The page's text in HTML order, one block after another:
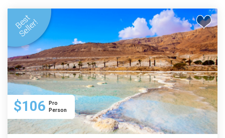
$106
Pro
Person